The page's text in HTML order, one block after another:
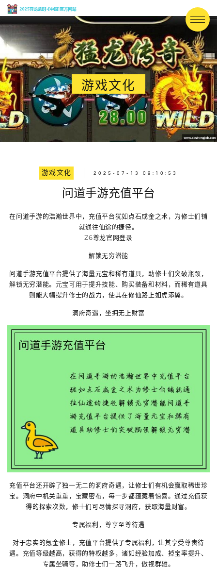
游戏文化
游戏文化 2025-07-13 09:10:53
问道手游充值平台
在问道手游的浩瀚世界中，充值平台犹如点石成金之术，为修士们铺
就通往仙途的捷径。
Z6尊龙官网登录
解锁无穷潜能
问道手游充值平台提供了海量元宝和稀有道具，助修士们突破瓶颈，
解锁无穷潜能。元宝可用于提升技能、购买装备和材料，而稀有道具
则能大幅提升修士的战力，使其在修仙路上如虎添翼。
洞府奇遇，坐拥无上财富
充值平台还开辟了独一无二的洞府奇遇，让修士们有机会赢取稀世珍
宝。洞府中机关重重，宝藏密布，每一步都蕴藏着惊喜。通过充值获
得的探索次数，修士们可尽情探寻洞府，获取海量财富。
专属福利，尊享至尊待遇
对于忠实的氪金修士，充值平台提供了专属福利，让其享受尊贵待
遇。充值等级越高，获得的特权越多，诸如经验加成、掉宝率提升、
专属坐骑等，助修士们一路飞升，傲视群雄。